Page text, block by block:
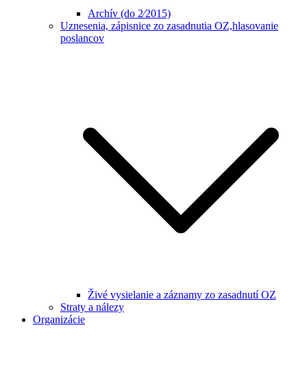
Archív (do 2⁄2015)
Uznesenia, zápisnice zo zasadnutia OZ,hlasovanie
poslancov
Živé vysielanie a záznamy zo zasadnutí OZ
Straty a nálezy
Organizácie